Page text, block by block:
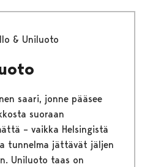
& Uniluoto
saari, jonne pääsee
suoraan
– vaikka Helsingistä
tunnelma jättävät jäljen
Uniluoto taas on